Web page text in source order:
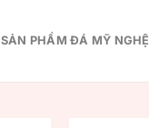
SẢN PHẨM ĐÁ MỸ NGHỆ